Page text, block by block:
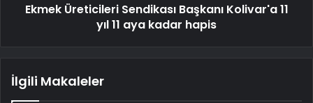
Ekmek Üreticileri Sendikası Başkanı Kolivar'a 11
yıl 11 aya kadar hapis
İlgili Makaleler